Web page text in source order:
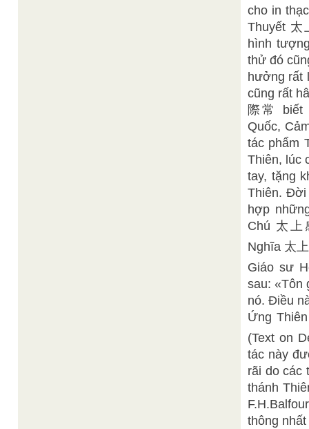
cho in
Thuyết 太
hình
thử đó
hưởng rất
cũng rất
際常 biết
Quốc,
tác phẩm
Thiên, lúc
tay, tặng
Thiên. Đời
hợp
Chú 太上
Nghĩa 太
Giáo sư
sau: «Tôn
nó. Điều
Ứng
(Text on
tác này
rãi do các
thánh
thông